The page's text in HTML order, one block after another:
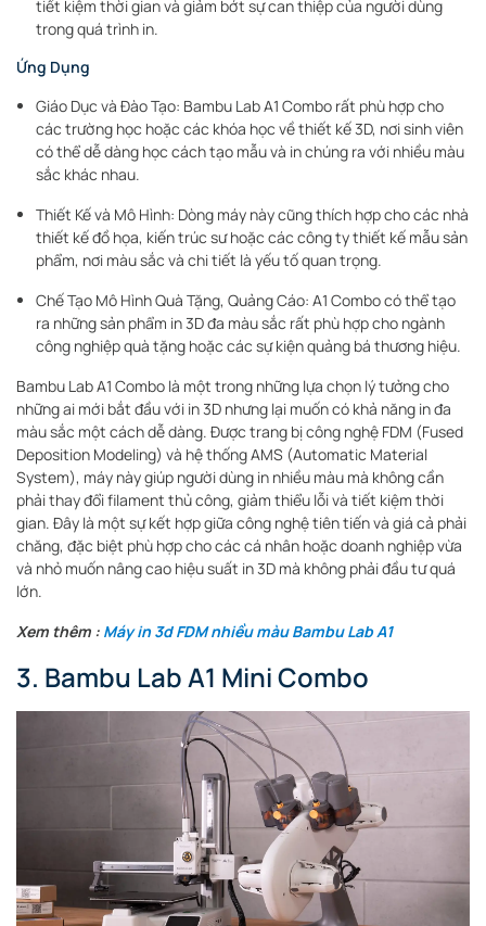
tiết kiệm thời gian và giảm bớt sự can thiệp của người dùng
trong quá trình in.
Ứng Dụng
Giáo Dục và Đào Tạo: Bambu Lab A1 Combo rất phù hợp cho
các trường học hoặc các khóa học về thiết kế 3D, nơi sinh viên
có thể dễ dàng học cách tạo mẫu và in chúng ra với nhiều màu
sắc khác nhau.
Thiết Kế và Mô Hình: Dòng máy này cũng thích hợp cho các nhà
thiết kế đồ họa, kiến trúc sư hoặc các công ty thiết kế mẫu sản
phẩm, nơi màu sắc và chi tiết là yếu tố quan trọng.
Chế Tạo Mô Hình Quà Tặng, Quảng Cáo: A1 Combo có thể tạo
ra những sản phẩm in 3D đa màu sắc rất phù hợp cho ngành
công nghiệp quà tặng hoặc các sự kiện quảng bá thương hiệu.
Bambu Lab A1 Combo là một trong những lựa chọn lý tưởng cho
những ai mới bắt đầu với in 3D nhưng lại muốn có khả năng in đa
màu sắc một cách dễ dàng. Được trang bị công nghệ FDM (Fused
Deposition Modeling) và hệ thống AMS (Automatic Material
System), máy này giúp người dùng in nhiều màu mà không cần
phải thay đổi filament thủ công, giảm thiểu lỗi và tiết kiệm thời
gian. Đây là một sự kết hợp giữa công nghệ tiên tiến và giá cả phải
chăng, đặc biệt phù hợp cho các cá nhân hoặc doanh nghiệp vừa
và nhỏ muốn nâng cao hiệu suất in 3D mà không phải đầu tư quá
lớn.
Xem thêm : Máy in 3d FDM nhiều màu Bambu Lab A1
3. Bambu Lab A1 Mini Combo